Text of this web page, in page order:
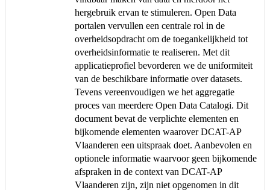
hergebruik ervan te stimuleren. Open Data
portalen vervullen een centrale rol in de
overheidsopdracht om de toegankelijkheid tot
overheidsinformatie te realiseren. Met dit
applicatieprofiel bevorderen we de uniformiteit
van de beschikbare informatie over datasets.
Tevens vereenvoudigen we het aggregatie
proces van meerdere Open Data Catalogi. Dit
document bevat de verplichte elementen en
bijkomende elementen waarover DCAT-AP
Vlaanderen een uitspraak doet. Aanbevolen en
optionele informatie waarvoor geen bijkomende
afspraken in de context van DCAT-AP
Vlaanderen zijn, zijn niet opgenomen in dit